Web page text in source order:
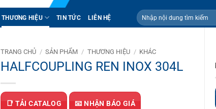
THƯƠNG HIỆU TIN TỨC LIÊN HỆ
Tìm
kiếm:
TRANG CHỦ / SẢN PHẨM / THƯƠNG HIỆU / KHÁC
HALFCOUPLING REN INOX 304L
📑 TẢI CATALOG 📧 NHẬN BÁO GIÁ